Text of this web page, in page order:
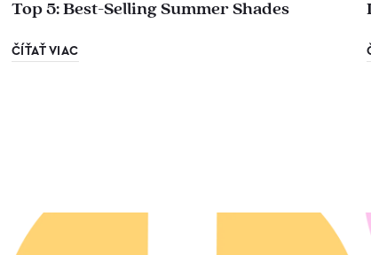
Top 5: Best-Selling Summer Shades
ČÍŤAŤ VIAC